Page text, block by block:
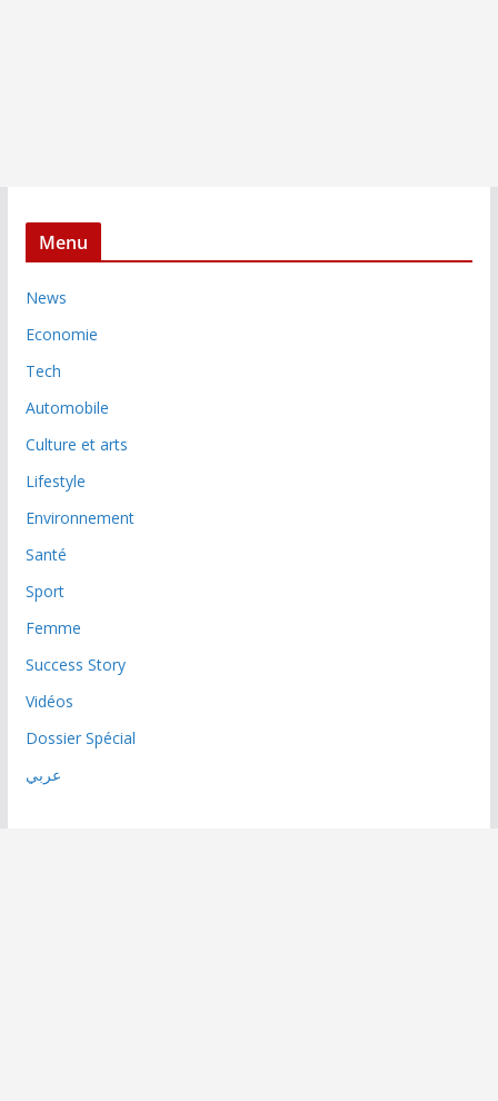
Menu
News
Economie
Tech
Automobile
Culture et arts
Lifestyle
Environnement
Santé
Sport
Femme
Success Story
Vidéos
Dossier Spécial
عربي